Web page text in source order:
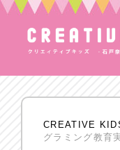
CREATIVE
グラミング教育